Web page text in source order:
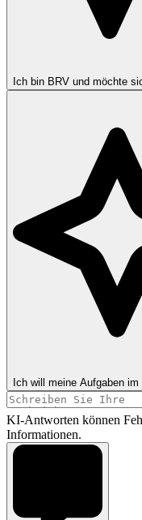
Ich bin BRV und möchte
Ich will meine Aufgaben
KI-Antworten können
Informationen.